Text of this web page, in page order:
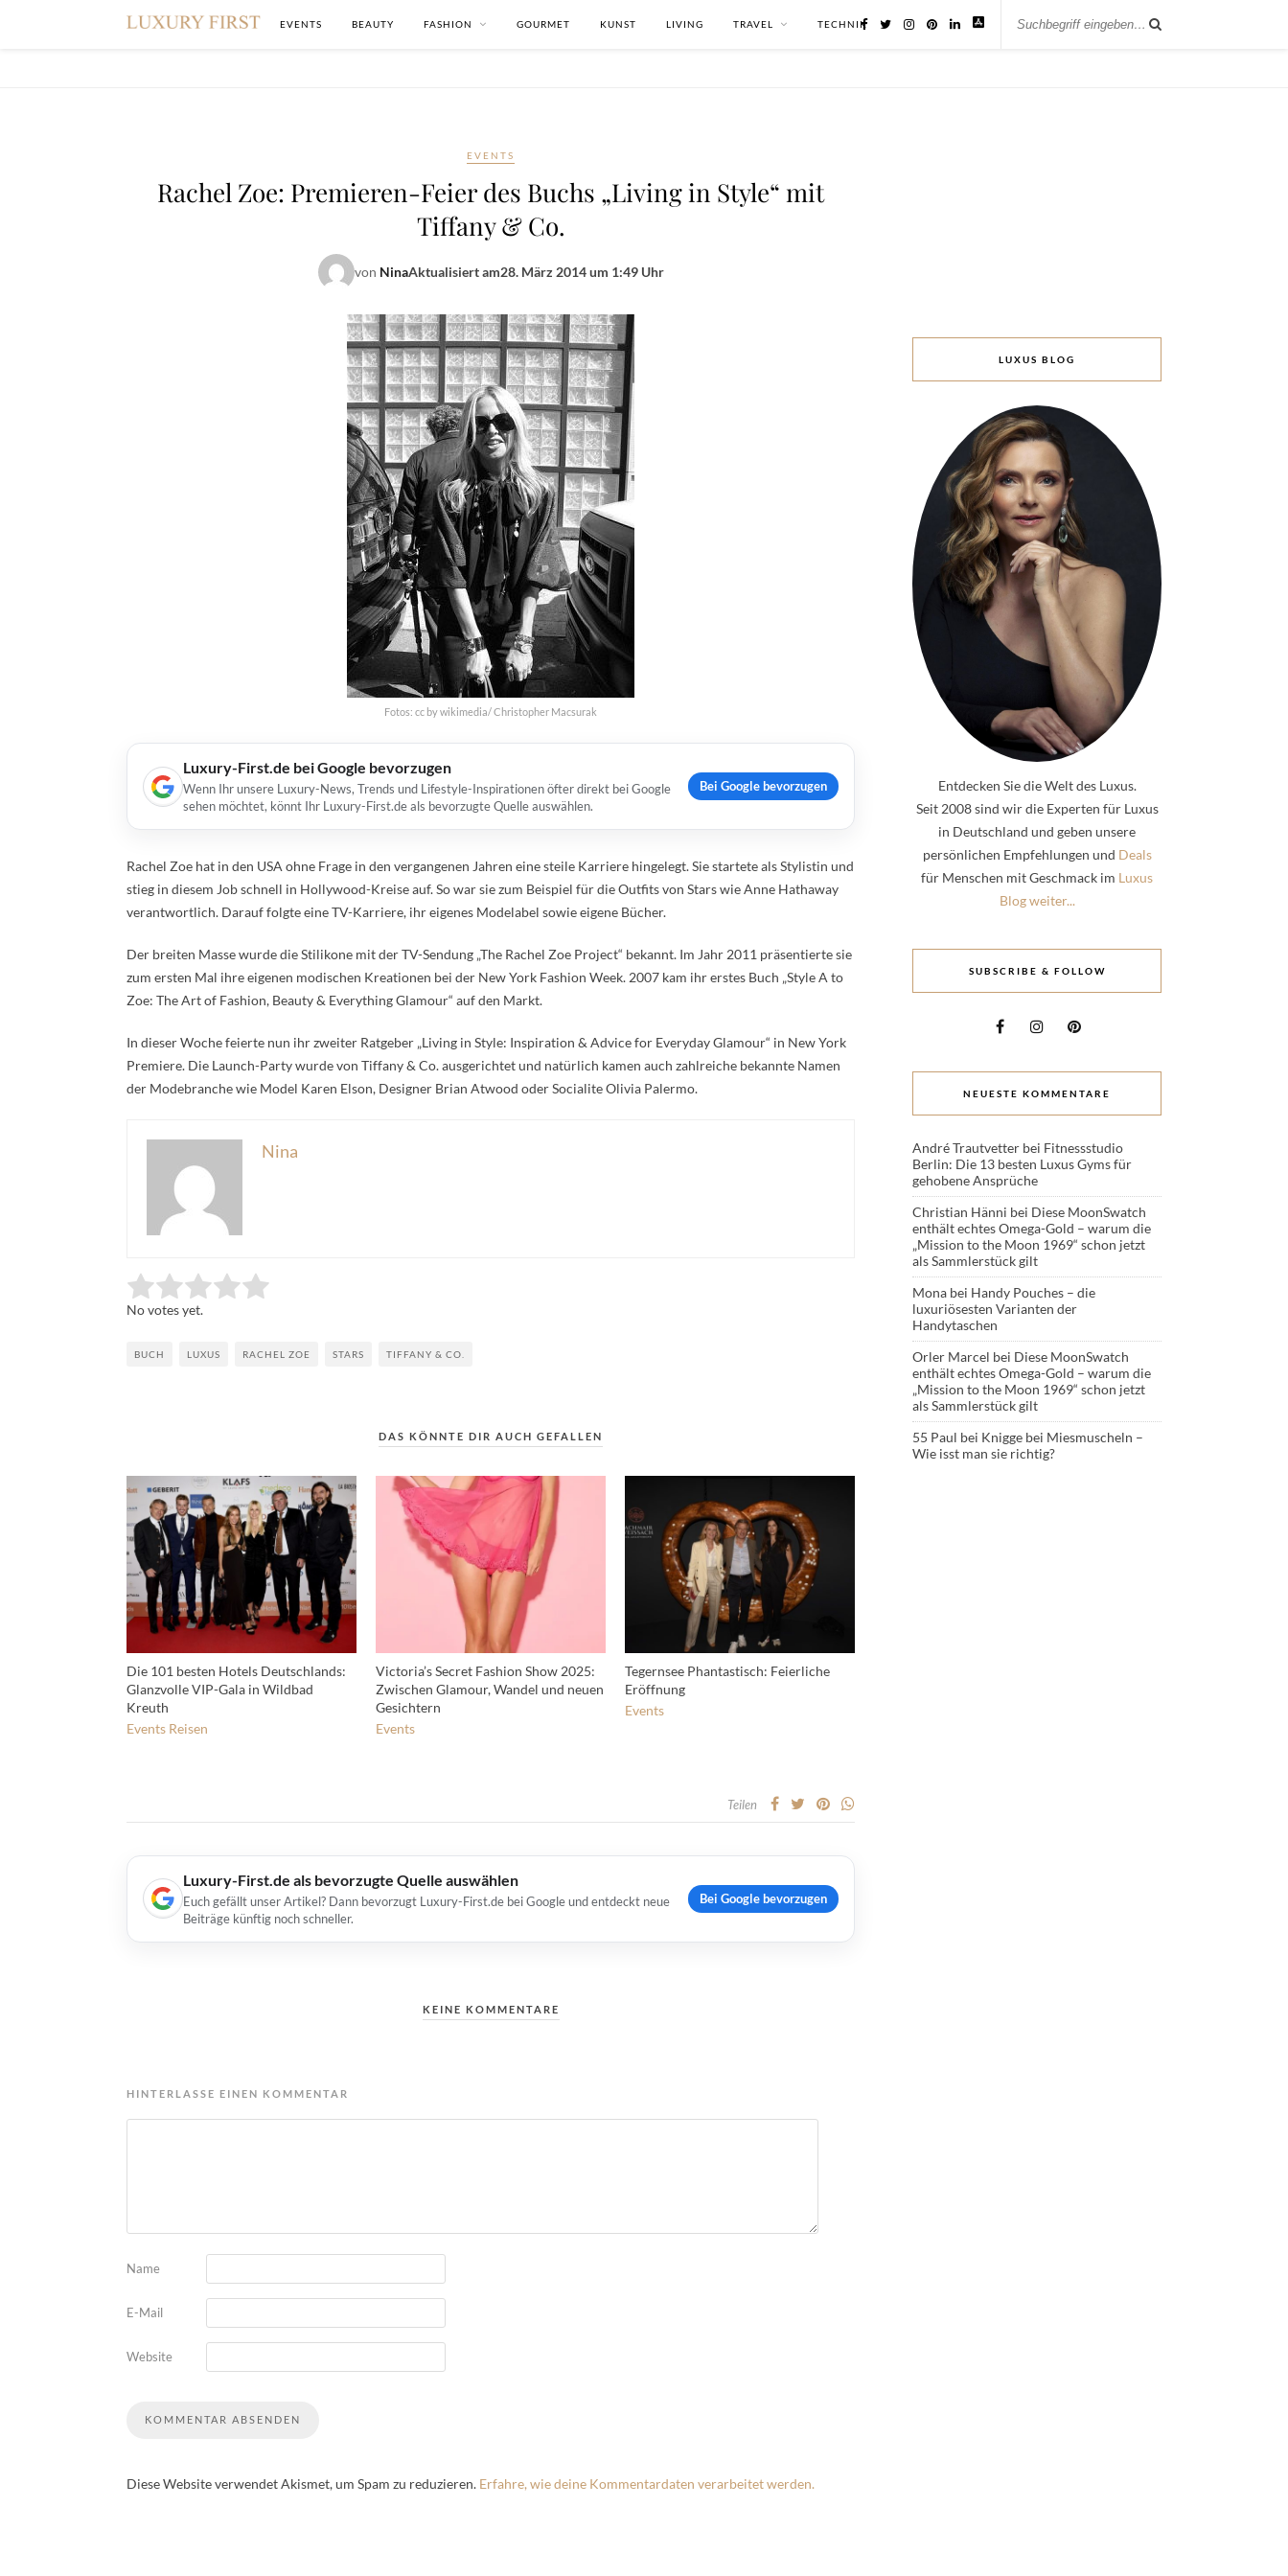
EVENTS BEAUTY FASHION GOURMET KUNST LIVING TRAVEL TECHNIK
EVENTS
Rachel Zoe: Premieren-Feier des Buchs „Living in Style“ mit
Tiffany & Co.
von NinaAktualisiert am28. März 2014 um 1:49 Uhr
Fotos: cc by wikimedia/ Christopher Macsurak
Luxury-First.de bei Google bevorzugen
Wenn Ihr unsere Luxury-News, Trends und Lifestyle-Inspirationen öfter direkt bei Google
sehen möchtet, könnt Ihr Luxury-First.de als bevorzugte Quelle auswählen.
Bei Google bevorzugen
Rachel Zoe hat in den USA ohne Frage in den vergangenen Jahren eine steile Karriere hingelegt. Sie startete als Stylistin und
stieg in diesem Job schnell in Hollywood-Kreise auf. So war sie zum Beispiel für die Outfits von Stars wie Anne Hathaway
verantwortlich. Darauf folgte eine TV-Karriere, ihr eigenes Modelabel sowie eigene Bücher.
Der breiten Masse wurde die Stilikone mit der TV-Sendung „The Rachel Zoe Project“ bekannt. Im Jahr 2011 präsentierte sie
zum ersten Mal ihre eigenen modischen Kreationen bei der New York Fashion Week. 2007 kam ihr erstes Buch „Style A to
Zoe: The Art of Fashion, Beauty & Everything Glamour“ auf den Markt.
In dieser Woche feierte nun ihr zweiter Ratgeber „Living in Style: Inspiration & Advice for Everyday Glamour“ in New York
Premiere. Die Launch-Party wurde von Tiffany & Co. ausgerichtet und natürlich kamen auch zahlreiche bekannte Namen
der Modebranche wie Model Karen Elson, Designer Brian Atwood oder Socialite Olivia Palermo.
Nina
Rate this item: Submit Rating
No votes yet.
BUCH LUXUS RACHEL ZOE STARS TIFFANY & CO.
DAS KÖNNTE DIR AUCH GEFALLEN
Die 101 besten Hotels Deutschlands:
Glanzvolle VIP-Gala in Wildbad
Kreuth
Events Reisen
Victoria’s Secret Fashion Show 2025:
Zwischen Glamour, Wandel und neuen
Gesichtern
Events
Tegernsee Phantastisch: Feierliche
Eröffnung
Events
Teilen
Luxury-First.de als bevorzugte Quelle auswählen
Euch gefällt unser Artikel? Dann bevorzugt Luxury-First.de bei Google und entdeckt neue
Beiträge künftig noch schneller.
Bei Google bevorzugen
KEINE KOMMENTARE
HINTERLASSE EINEN KOMMENTAR
Name
E-Mail
Website
Diese Website verwendet Akismet, um Spam zu reduzieren. Erfahre, wie deine Kommentardaten verarbeitet werden.
LUXUS BLOG
Entdecken Sie die Welt des Luxus.
Seit 2008 sind wir die Experten für Luxus
in Deutschland und geben unsere
persönlichen Empfehlungen und Deals
für Menschen mit Geschmack im Luxus
Blog weiter...
SUBSCRIBE & FOLLOW
NEUESTE KOMMENTARE
André Trautvetter bei Fitnessstudio
Berlin: Die 13 besten Luxus Gyms für
gehobene Ansprüche
Christian Hänni bei Diese MoonSwatch
enthält echtes Omega-Gold – warum die
„Mission to the Moon 1969“ schon jetzt
als Sammlerstück gilt
Mona bei Handy Pouches – die
luxuriösesten Varianten der
Handytaschen
Orler Marcel bei Diese MoonSwatch
enthält echtes Omega-Gold – warum die
„Mission to the Moon 1969“ schon jetzt
als Sammlerstück gilt
55 Paul bei Knigge bei Miesmuscheln –
Wie isst man sie richtig?